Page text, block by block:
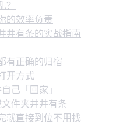
？
的效率负责
井有条的实战指南
有正确的归宿
开方式
己「回家」
件夹井井有条
就直接到位不用找